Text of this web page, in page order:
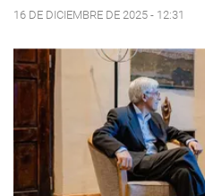
16 DE DICIEMBRE DE 2025 - 12:31